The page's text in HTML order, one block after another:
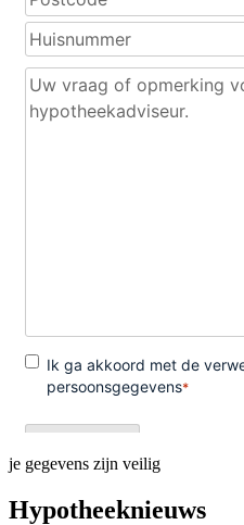
je gegevens zijn veilig
Hypotheeknieuws